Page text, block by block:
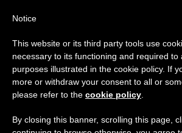
TAG
Posts Tagged
‘sacerdozio’
Notice
This website or its third party tools use
necessary to its functioning and required to
purposes illustrated in the cookie policy. If
more or withdraw your consent to all or
please refer to the cookie policy
By closing this banner, scrolling this page,